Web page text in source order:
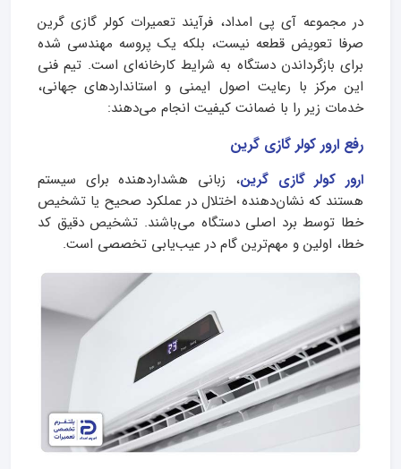
در مجموعه آی پی امداد، فرآیند تعمیرات کولر گازی گرین
صرفا تعویض قطعه نیست، بلکه یک پروسه مهندسی‌ شده
برای بازگرداندن دستگاه به شرایط کارخانه‌ای است. تیم فنی
این مرکز با رعایت اصول ایمنی و استانداردهای جهانی،
خدمات زیر را با ضمانت کیفیت انجام می‌دهند:
رفع ارور کولر گازی گرین
ارور کولر گازی گرین، زبانی هشداردهنده برای سیستم
هستند که نشان‌دهنده اختلال در عملکرد صحیح یا تشخیص
خطا توسط برد اصلی دستگاه می‌باشند. تشخیص دقیق کد
خطا، اولین و مهم‌ترین گام در عیب‌یابی تخصصی است.